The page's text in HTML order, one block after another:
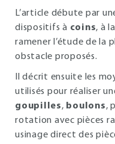
L’article débute par
dispositifs à coins, à
ramener l’étude de la
obstacle proposés.
Il décrit ensuite les
utilisés pour réaliser
goupilles, boulons,
rotation avec pièces
usinage direct des